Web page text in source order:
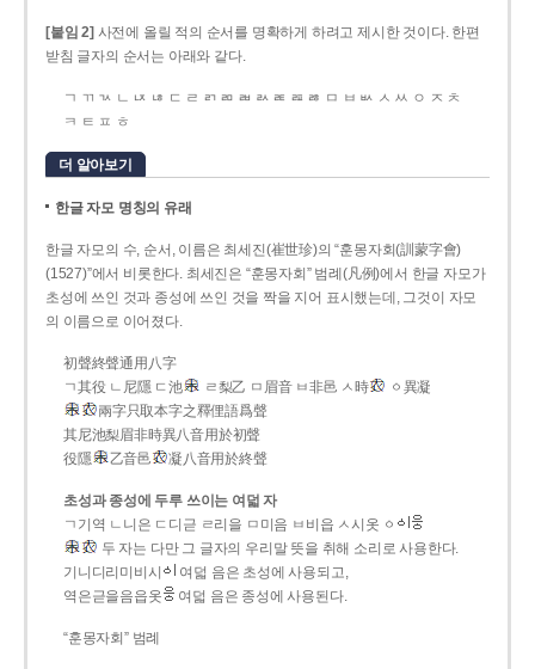
[붙임 2] 사전에 올릴 적의 순서를 명확하게 하려고 제시한 것이다. 한편
받침 글자의 순서는 아래와 같다.
ㄱ ㄲ ㄳ ㄴ ㄵ ㄶ ㄷ ㄹ ㄺ ㄻ ㄼ ㄽ ㄾ ㄿ ㅀ ㅁ ㅂ ㅄ ㅅ ㅆ ㅇ ㅈ ㅊ
ㅋ ㅌ ㅍ ㅎ
더 알아보기
한글 자모 명칭의 유래
한글 자모의 수, 순서, 이름은 최세진(崔世珍)의 “훈몽자회(訓蒙字會)
(1527)”에서 비롯한다. 최세진은 “훈몽자회” 범례(凡例)에서 한글 자모가
초성에 쓰인 것과 종성에 쓰인 것을 짝을 지어 표시했는데, 그것이 자모
의 이름으로 이어졌다.
初聲終聲通用八字
ㄱ其役 ㄴ尼隱 ㄷ池
ㄹ梨乙 ㅁ眉音 ㅂ非邑 ㅅ時
ㆁ異凝
兩字只取本字之釋俚語爲聲
其尼池梨眉非時異八音用於初聲
役隱
乙音邑 凝八音用於終聲
초성과 종성에 두루 쓰이는 여덟 자
ㄱ기역 ㄴ니은 ㄷ디귿 ㄹ리을 ㅁ미음 ㅂ비읍 ㅅ시옷 ㆁ
두 자는 다만 그 글자의 우리말 뜻을 취해 소리로 사용한다.
기니디리미비시
여덟 음은 초성에 사용되고,
역은귿을음읍옷
여덟 음은 종성에 사용된다.
“훈몽자회” 범례